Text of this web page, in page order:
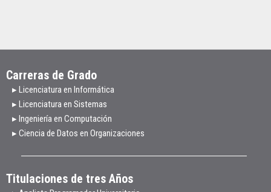
Carreras de Grado
▸ Licenciatura en Informática
▸ Licenciatura en Sistemas
▸ Ingeniería en Computación
▸ Ciencia de Datos en Organizaciones
Titulaciones de tres Años